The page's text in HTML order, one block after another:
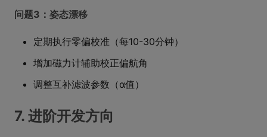
问题3：姿态漂移
定期执行零偏校准（每10-30分钟）
增加磁力计辅助校正偏航角
调整互补滤波参数（α值）
7. 进阶开发方向